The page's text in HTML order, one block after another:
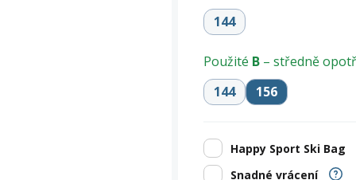
Zobrazit vše
144
Použité B – středně
144
156
Happy Sport Ski Bag
Snadné vrácení